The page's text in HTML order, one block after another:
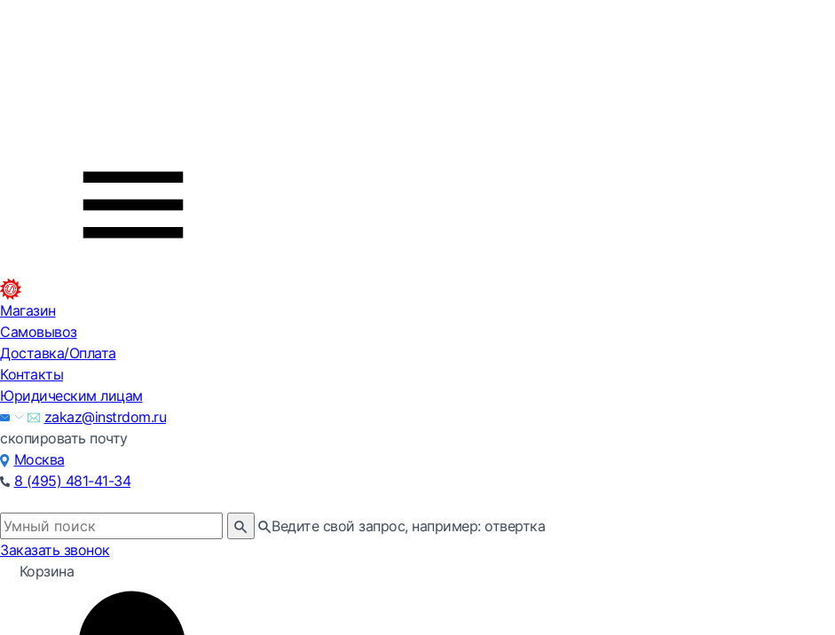
Магазин
Самовывоз
Доставка/Оплата
Контакты
Юридическим лицам
zakaz@instrdom.ru
скопировать почту
Москва
8 (495) 481-41-34
Ведите свой запрос, например: отвертка
Заказать звонок
Корзина